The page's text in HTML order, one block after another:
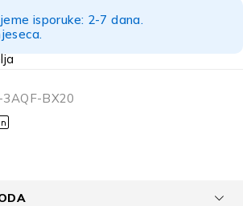
isporuke: 2-7 dana.
BX20